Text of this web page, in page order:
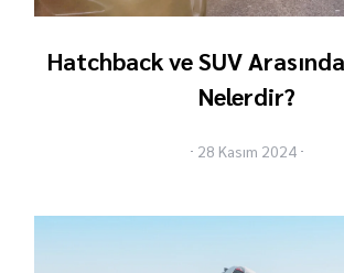
Hatchback ve SUV
Nelerdir?
28 Kasım 2024